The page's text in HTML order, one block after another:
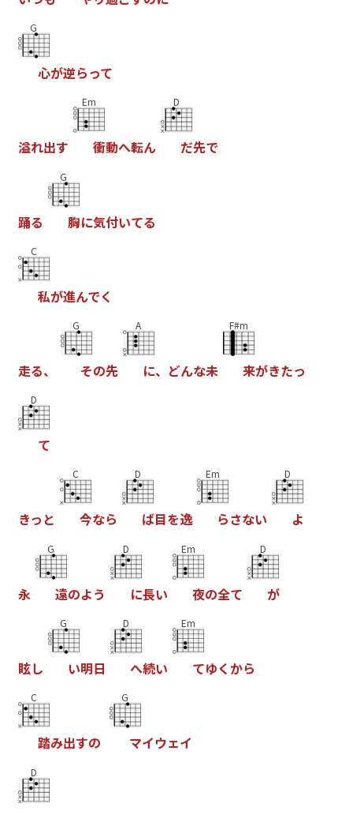
G
心が逆らって
溢れ出す
Em
衝動へ転ん
D
だ先で
踊る
G
胸に気付いてる
C
私が進んでく
走る、
G
その先
A
に、 どんな未
F#m
来がきたっ
D
て
きっ と
C
今なら
D
ば目を逸
Em
らさない
D
よ
永
G
遠のよう
D
に長い
Em
夜の全て
D
が
眩し
G
い明日
D
へ続い
Em
てゆく から
C
踏み出すの
G
マイウェイ
D